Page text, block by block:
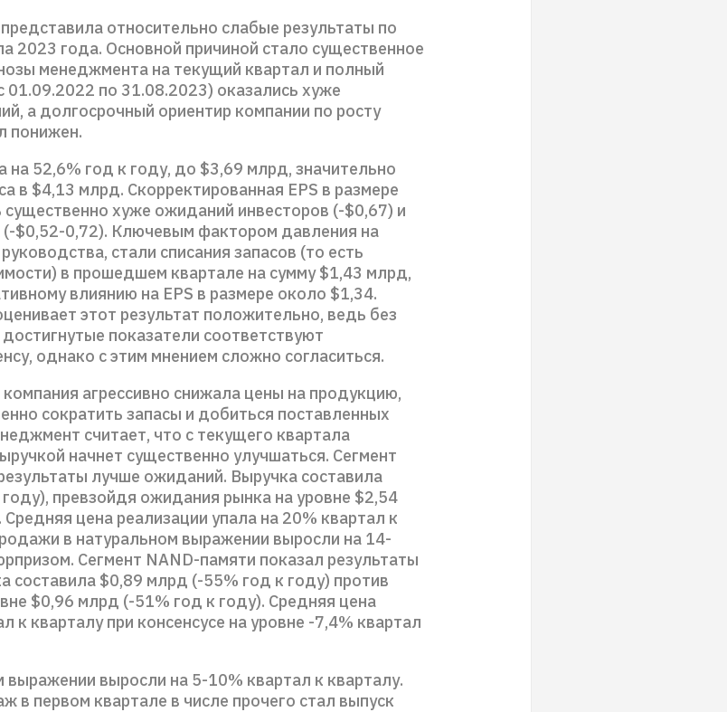
относительно слабые результаты по
2023 года. Основной причиной стало существенное
менеджмента на текущий квартал и полный
по 31.08.2023) оказались хуже
а долгосрочный ориентир компании по росту
понижен.
на 52,6% год к году, до $3,69 млрд, значительно
в $4,13 млрд. Скорректированная EPS в размере
хуже ожиданий инвесторов (-$0,67) и
$0,52-0,72). Ключевым фактором давления на
стали списания запасов (то есть
в прошедшем квартале на сумму $1,43 млрд,
влиянию на EPS в размере около $1,34.
этот результат положительно, ведь без
достигнутые показатели соответствуют
однако с этим мнением сложно согласиться.
агрессивно снижала цены на продукцию,
сократить запасы и добиться поставленных
считает, что с текущего квартала
начнет существенно улучшаться. Сегмент
лучше ожиданий. Выручка составила
превзойдя ожидания рынка на уровне $2,54
цена реализации упала на 20% квартал к
в натуральном выражении выросли на 14-
Сегмент NAND-памяти показал результаты
составила $0,89 млрд (-55% год к году) против
$0,96 млрд (-51% год к году). Средняя цена
к кварталу при консенсусе на уровне -7,4% квартал
выражении выросли на 5-10% квартал к кварталу.
в первом квартале в числе прочего стал выпуск